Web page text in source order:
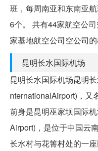
班，每周南亚和东南亚
6个。 共有44家航空公
家基地航空公司空公司
昆明长水国际机场
昆明长水国际机场昆明
nternationalAirport)，又
前身是昆明巫家坝国际
Airport)，是位于中国云
长水村与花箐村处的一